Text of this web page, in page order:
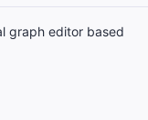
graph editor based